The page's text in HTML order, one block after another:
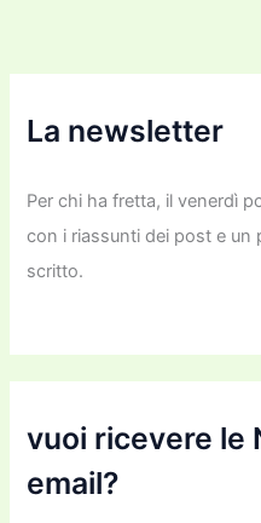
La newsletter
Per chi ha fretta, il venerdì
con i riassunti dei post e un
scritto.
vuoi ricevere le
email?